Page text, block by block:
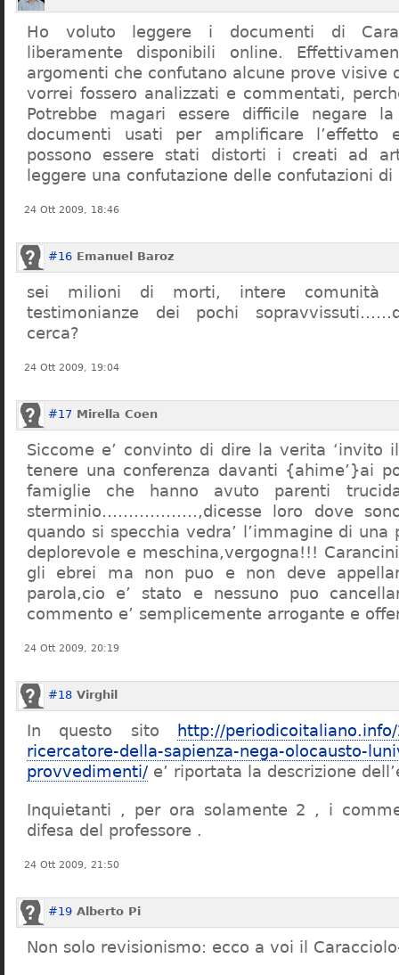
Ho voluto leggere i documenti di
liberamente disponibili online.
argomenti che confutano alcune prove visive
vorrei fossero analizzati e commentati,
Potrebbe magari essere difficile negare
documenti usati per amplificare l’effetto
possono essere stati distorti i creati ad
leggere una confutazione delle confutazioni di
24 Ott 2009, 18:46
#16 Emanuel Baroz
sei milioni di morti, intere comunità
testimonianze dei pochi
cerca?
24 Ott 2009, 19:04
#17 Mirella Coen
Siccome e’ convinto di dire la verita ‘invito
tenere una conferenza davanti {ahime’}ai
famiglie che hanno avuto parenti
sterminio………………,dicesse loro dove
quando si specchia vedra’ l’immagine di una
deplorevole e meschina,vergogna!!!
gli ebrei ma non puo e non deve
parola,cio e’ stato e nessuno puo
commento e’ semplicemente arrogante e
24 Ott 2009, 20:19
#18 Virghil
In questo sito
http://
ricercatore-della-sapienza-nega-olocausto-
provvedimenti/ e’ riportata la descrizione
Inquietanti , per ora solamente 2 , i
difesa del professore .
24 Ott 2009, 21:50
#19 Alberto Pi
Non solo revisionismo: ecco a voi il